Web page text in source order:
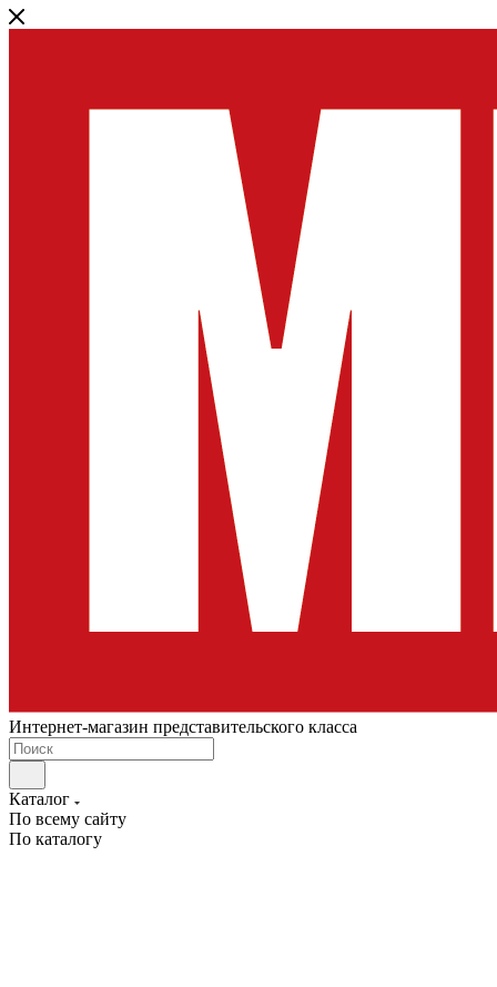
Интернет-магазин представительского класса
Каталог
По всему сайту
По каталогу